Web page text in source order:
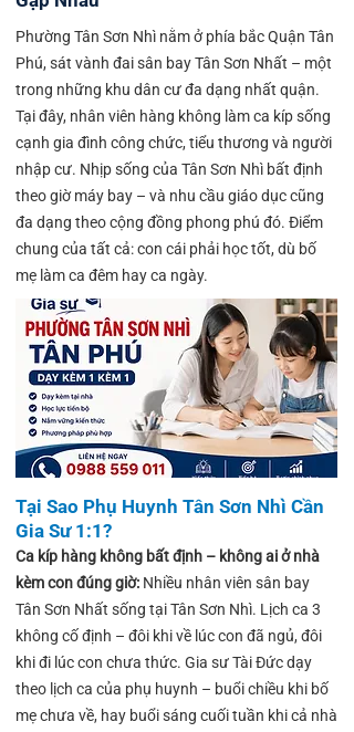
Phường Tân Sơn Nhì nằm ở phía bắc Quận Tân
Phú, sát vành đai sân bay Tân Sơn Nhất – một
trong những khu dân cư đa dạng nhất quận.
Tại đây, nhân viên hàng không làm ca kíp sống
cạnh gia đình công chức, tiểu thương và người
nhập cư. Nhịp sống của Tân Sơn Nhì bất định
theo giờ máy bay – và nhu cầu giáo dục cũng
đa dạng theo cộng đồng phong phú đó. Điểm
chung của tất cả: con cái phải học tốt, dù bố
mẹ làm ca đêm hay ca ngày.
Tại Sao Phụ Huynh Tân Sơn Nhì Cần
Gia Sư 1:1?
Ca kíp hàng không bất định – không ai ở nhà
kèm con đúng giờ: Nhiều nhân viên sân bay
Tân Sơn Nhất sống tại Tân Sơn Nhì. Lịch ca 3
không cố định – đôi khi về lúc con đã ngủ, đôi
khi đi lúc con chưa thức. Gia sư Tài Đức dạy
theo lịch ca của phụ huynh – buổi chiều khi bố
mẹ chưa về, hay buổi sáng cuối tuần khi cả nhà